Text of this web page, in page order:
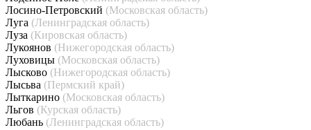
Лосино-Петровский (Московская область)
Луга (Ленинградская область)
Луза (Кировская область)
Лукоянов (Нижегородская область)
Луховицы (Московская область)
Лысково (Нижегородская область)
Лысьва (Пермский край)
Лыткарино (Московская область)
Льгов (Курская область)
Любань (Ленинградская область)